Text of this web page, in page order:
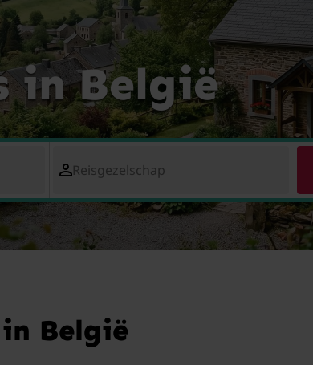
in België
Reisgezelschap
België